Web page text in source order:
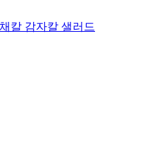
칼 감자칼 샐러드